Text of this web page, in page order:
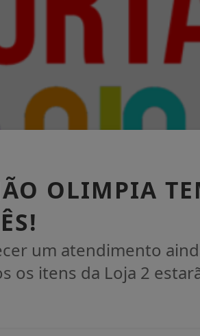
OLIMPIA
um atendimento
os itens da Loja 2